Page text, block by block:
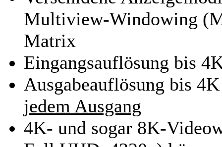
Multiview-Windowing
Matrix
Eingangsauflösung bis
Ausgabeauflösung bis
jedem Ausgang
4K- und sogar 8K-